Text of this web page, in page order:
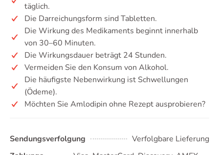
täglich.
Die Darreichungsform sind Tabletten.
Die Wirkung des Medikaments beginnt innerhalb
von 30–60 Minuten.
Die Wirkungsdauer beträgt 24 Stunden.
Vermeiden Sie den Konsum von Alkohol.
Die häufigste Nebenwirkung ist Schwellungen
(Ödeme).
Möchten Sie Amlodipin ohne Rezept ausprobieren?
Sendungsverfolgung
Verfolgbare Lieferung